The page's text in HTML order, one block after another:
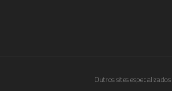
Outros sites especializados